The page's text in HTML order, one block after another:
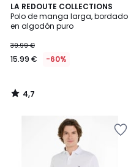
LA REDOUTE COLLECTIONS
Polo de manga larga, bordado
en algodón puro
€
en
de
39.99
39.99 €
15.99 € -60%
4,7
/ 5
4,7
/